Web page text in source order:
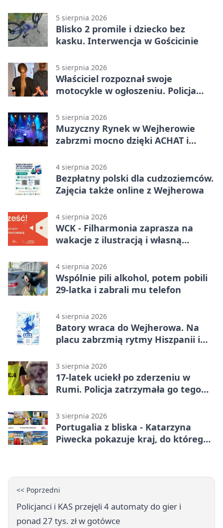
5 sierpnia 2026
Blisko 2 promile i dziecko bez
kasku. Interwencja w Gościcinie
5 sierpnia 2026
Właściciel rozpoznał swoje
motocykle w ogłoszeniu. Policja
5 sierpnia 2026
Muzyczny Rynek w Wejherowie
zabrzmi mocno dzięki ACHAT i
4 sierpnia 2026
Bezpłatny polski dla cudzoziemców.
Zajęcia także online z Wejherowa
4 sierpnia 2026
WCK - Filharmonia zaprasza na
wakacje z ilustracją i własną
4 sierpnia 2026
Wspólnie pili alkohol, potem pobili
29-latka i zabrali mu telefon
4 sierpnia 2026
Batory wraca do Wejherowa. Na
placu zabrzmią rytmy Hiszpanii i
3 sierpnia 2026
17-latek uciekł po zderzeniu w
Rumi. Policja zatrzymała go tego
3 sierpnia 2026
Portugalia z bliska - Katarzyna
Piwecka pokazuje kraj, do którego
<< Poprzedni
Policjanci i KAS przejęli 4 automaty do gier i
ponad 27 tys. zł w gotówce